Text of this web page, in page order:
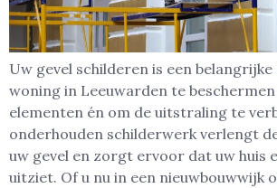
Uw gevel schilderen is een
woning in Leeuwarden te
elementen én om de uitstraling te
onderhouden schilderwerk verlengt
uw gevel en zorgt ervoor dat uw huis
uitziet. Of u nu in een nieuwbouwwijk